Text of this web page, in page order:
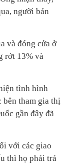
người bán
và đóng cửa ở
rớt 13% và
tình hình
bên tham gia thị
gần đây đã
với các giao
thì họ phải trả